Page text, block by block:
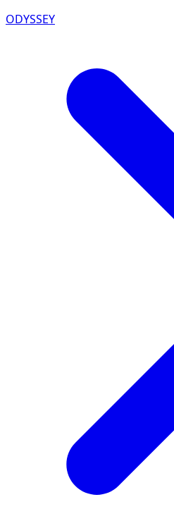
ODYSSEY